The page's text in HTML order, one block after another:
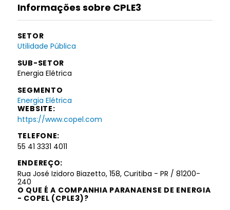
Informações sobre CPLE3
SETOR
Utilidade Pública
SUB-SETOR
Energia Elétrica
SEGMENTO
Energia Elétrica
WEBSITE:
https://www.copel.com
TELEFONE:
55 41 3331 4011
ENDEREÇO:
Rua José Izidoro Biazetto, 158, Curitiba - PR / 81200-
240
O QUE É A COMPANHIA PARANAENSE DE ENERGIA
- COPEL (CPLE3)?